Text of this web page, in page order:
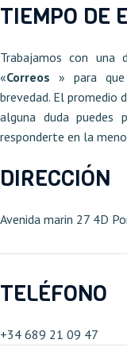
TIEMPO DE
Trabajamos con una
«Correos » para
brevedad. El promedio
alguna duda
responderte en la
DIRECCIÓN
Avenida marin 27 4D
TELÉFONO
+34 689 21 09 47​